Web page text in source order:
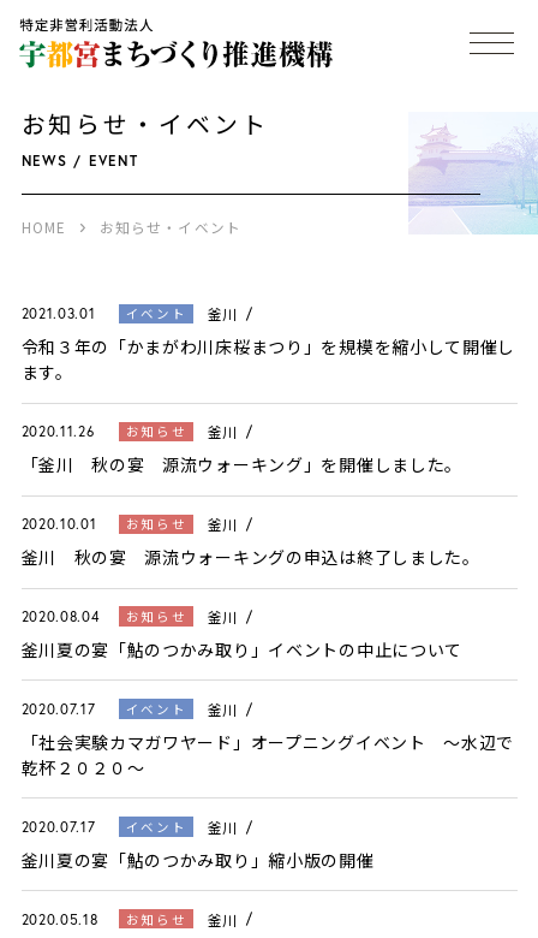
お知らせ・イベント
NEWS / EVENT
HOME お知らせ・イベント
2021.03.01 イベント 釜川
令和３年の「かまがわ川床桜まつり」を規模を縮小して開催し
ます。
2020.11.26 お知らせ 釜川
「釜川 秋の宴 源流ウォーキング」を開催しました。
2020.10.01 お知らせ 釜川
釜川 秋の宴 源流ウォーキングの申込は終了しました。
2020.08.04 お知らせ 釜川
釜川夏の宴「鮎のつかみ取り」イベントの中止について
2020.07.17 イベント 釜川
「社会実験カマガワヤード」オープニングイベント ～水辺で
乾杯２０２０～
2020.07.17 イベント 釜川
釜川夏の宴「鮎のつかみ取り」縮小版の開催
2020.05.18 お知らせ 釜川